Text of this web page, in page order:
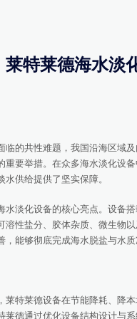
莱特莱德海水淡
的共性难题，我国沿海区域及
重要举措。在众多海水淡化设
供给提供了坚实保障。
淡化设备的核心亮点。设备搭
溶性盐分、胶体杂质、微生物
，能够彻底完成海水脱盐与水
特莱德设备在节能降耗、降本
莱德通过优化设备结构设计与